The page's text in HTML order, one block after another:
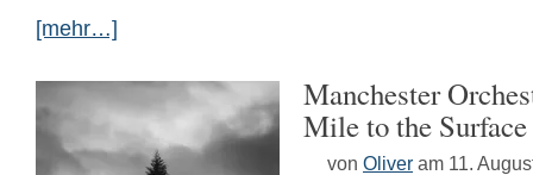
[mehr…]
Manchester
Mile to the Surface
von Oliver am 11.